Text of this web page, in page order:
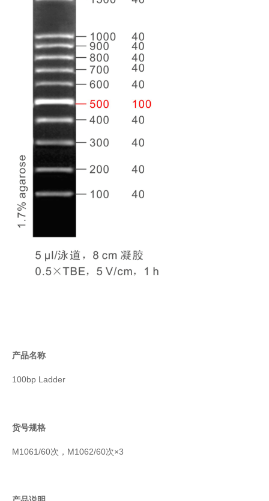
产品名称
100bp Ladder
货号规格
M1061/60次，M1062/60次×3